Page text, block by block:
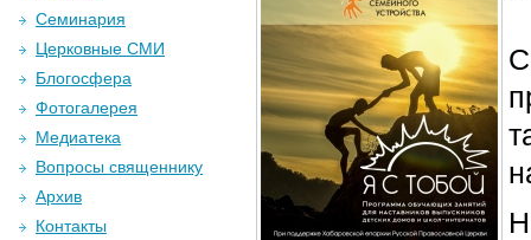
Семинария
Церковные СМИ
Блогосфера
Фотогалерея
Медиатека
Вопросы священнику
Архив
Контакты